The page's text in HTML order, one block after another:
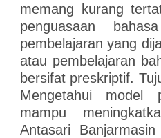
memang kurang
penguasaan
pembelajaran yang
atau pembelajaran
bersifat preskriptif.
Mengetahui model
mampu
Antasari